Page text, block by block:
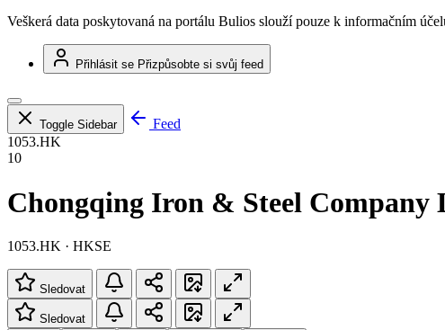
Veškerá data poskytovaná na portálu Bulios slouží pouze k informačním
Přihlásit se Přizpůsobte si svůj feed
Toggle Sidebar
Feed
1053.HK
10
Chongqing Iron & Steel Company
1053.HK · HKSE
Sledovat
Sledovat